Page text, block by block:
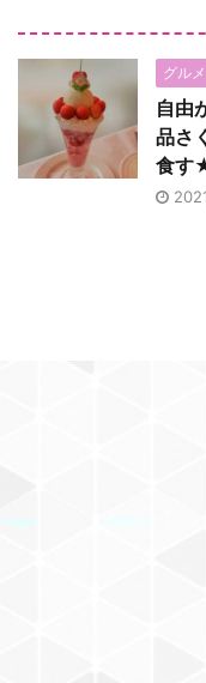
グルメ
自由
品さ
食す